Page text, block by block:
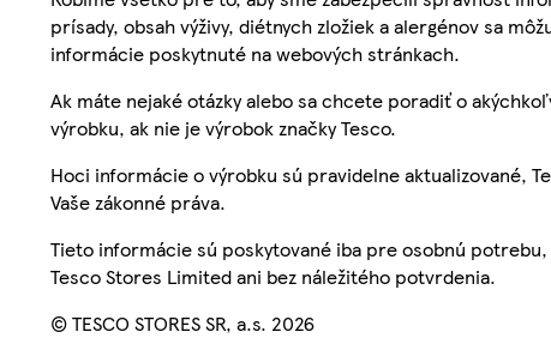
prísady, obsah výživy, diétnych zložiek a alergénov sa
informácie poskytnuté na webových stránkach.
Ak máte nejaké otázky alebo sa chcete poradiť o
výrobku, ak nie je výrobok značky Tesco.
Hoci informácie o výrobku sú pravidelne aktualizované,
Vaše zákonné práva.
Tieto informácie sú poskytované iba pre osobnú
Tesco Stores Limited ani bez náležitého potvrdenia.
© TESCO STORES SR, a.s. 2026